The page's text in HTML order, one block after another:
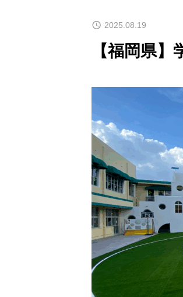
2025.08.19
【福岡県